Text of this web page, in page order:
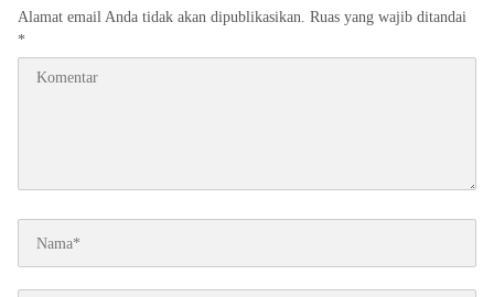
Alamat email Anda tidak akan dipublikasikan. Ruas yang wajib ditandai
*